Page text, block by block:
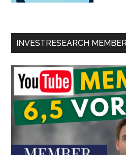
INVESTRESEARCH